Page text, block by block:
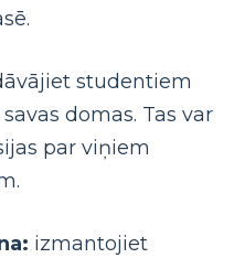
studentiem
domas. Tas var
par viņiem
izmantojiet